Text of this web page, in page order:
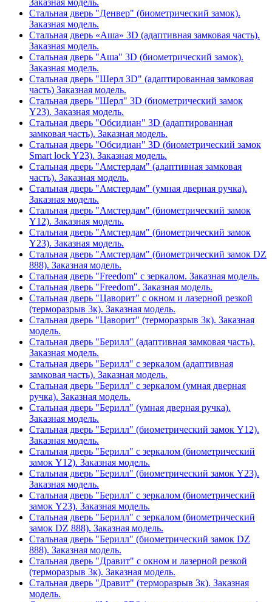
Заказная модель.
Стальная дверь "Денвер" (биометрический замок).
Заказная модель.
Стальная дверь «Аша» 3D (адаптивная замковая часть).
Заказная модель.
Стальная дверь "Аша" 3D (биометрический замок).
Заказная модель.
Стальная дверь "Шерл 3D" (адаптированная замковая
часть) Заказная модель.
Стальная дверь "Шерл" 3D (биометрический замок
Y23). Заказная модель.
Стальная дверь "Обсидиан" 3D (адаптированная
замковая часть). Заказная модель.
Стальная дверь "Обсидиан" 3D (биометрический замок
Smart lock Y23). Заказная модель.
Стальная дверь "Амстердам" (адаптивная замковая
часть). Заказная модель.
Стальная дверь "Амстердам" (умная дверная ручка).
Заказная модель.
Стальная дверь "Амстердам" (биометрический замок
Y12). Заказная модель.
Стальная дверь "Амстердам" (биометрический замок
Y23). Заказная модель.
Стальная дверь "Амстердам" (биометрический замок DZ
888). Заказная модель.
Стальная дверь "Freedom" с зеркалом. Заказная модель.
Стальная дверь "Freedom". Заказная модель.
Стальная дверь "Цаворит" с окном и лазерной резкой
(терморазрыв 3к). Заказная модель.
Стальная дверь "Цаворит" (терморазрыв 3к). Заказная
модель.
Стальная дверь "Берилл" (адаптивная замковая часть).
Заказная модель.
Стальная дверь "Берилл" с зеркалом (адаптивная
замковая часть). Заказная модель.
Стальная дверь "Берилл" с зеркалом (умная дверная
ручка). Заказная модель.
Стальная дверь "Берилл" (умная дверная ручка).
Заказная модель.
Стальная дверь "Берилл" (биометрический замок Y12).
Заказная модель.
Стальная дверь "Берилл" с зеркалом (биометрический
замок Y12). Заказная модель.
Стальная дверь "Берилл" (биометрический замок Y23).
Заказная модель.
Стальная дверь "Берилл" с зеркалом (биометрический
замок Y23). Заказная модель.
Стальная дверь "Берилл" с зеркалом (биометрический
замок DZ 888). Заказная модель.
Стальная дверь "Берилл" (биометрический замок DZ
888). Заказная модель.
Стальная дверь "Дравит" с окном и лазерной резкой
(терморазрыв 3к). Заказная модель.
Стальная дверь "Дравит" (терморазрыв 3к). Заказная
модель.